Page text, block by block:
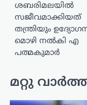
ശബരിമലയിൽ
സജീവമാക്കിയത്
തന്ത്രിയും
മൊഴി നൽകി എ
പത്മകുമാർ
മറ്റു